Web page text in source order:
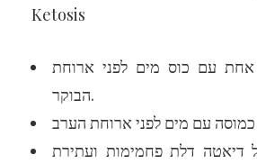
Ketosis
עם כוס מים לפני ארוחת
הבוקר.
דיאטה דלת פחמימות ועתירת